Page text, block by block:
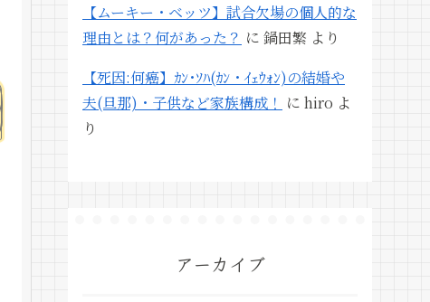
【ムーキー・ベッツ】試合欠場の個人的な
理由とは？何があった？ に 鍋田繁 より
【死因:何癌】ｶﾝ･ｿﾊ(ｶﾝ・ｲｪｳｫﾝ)の結婚や
夫(旦那)・子供など家族構成！ に hiro よ
り
アーカイブ